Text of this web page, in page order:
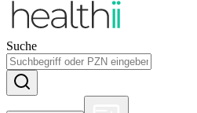
Suche